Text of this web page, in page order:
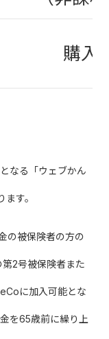
購入
なる「ウェブかん
す。
の被保険者の方の
2号被保険者また
に加入可能とな
を65歳前に繰り上